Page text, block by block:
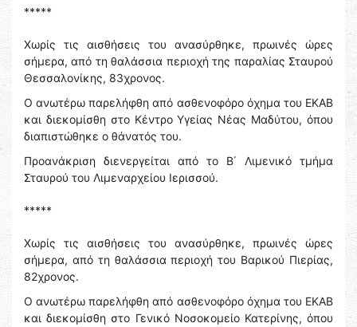
*****
Χωρίς τις αισθήσεις του ανασύρθηκε, πρωινές ώρες
σήμερα, από τη θαλάσσια περιοχή της παραλίας Σταυρού
Θεσσαλονίκης, 83χρονος.
Ο ανωτέρω παρελήφθη από ασθενοφόρο όχημα του ΕΚΑΒ
και διεκομίσθη στο Κέντρο Υγείας Νέας Μαδύτου, όπου
διαπιστώθηκε ο θάνατός του.
Προανάκριση διενεργείται από το Β΄ Λιμενικό τμήμα
Σταυρού του Λιμεναρχείου Ιερισσού.
*****
Χωρίς τις αισθήσεις του ανασύρθηκε, πρωινές ώρες
σήμερα, από τη θαλάσσια περιοχή του Βαρικού Πιερίας,
82χρονος.
Ο ανωτέρω παρελήφθη από ασθενοφόρο όχημα του ΕΚΑΒ
και διεκομίσθη στο Γενικό Νοσοκομείο Κατερίνης, όπου